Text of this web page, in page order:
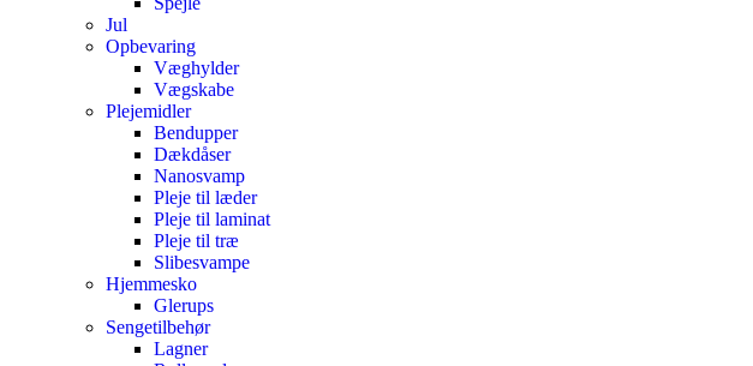
Jul
Opbevaring
Væghylder
Vægskabe
Plejemidler
Bendupper
Dækdåser
Nanosvamp
Pleje til læder
Pleje til laminat
Pleje til træ
Slibesvampe
Hjemmesko
Glerups
Sengetilbehør
Lagner